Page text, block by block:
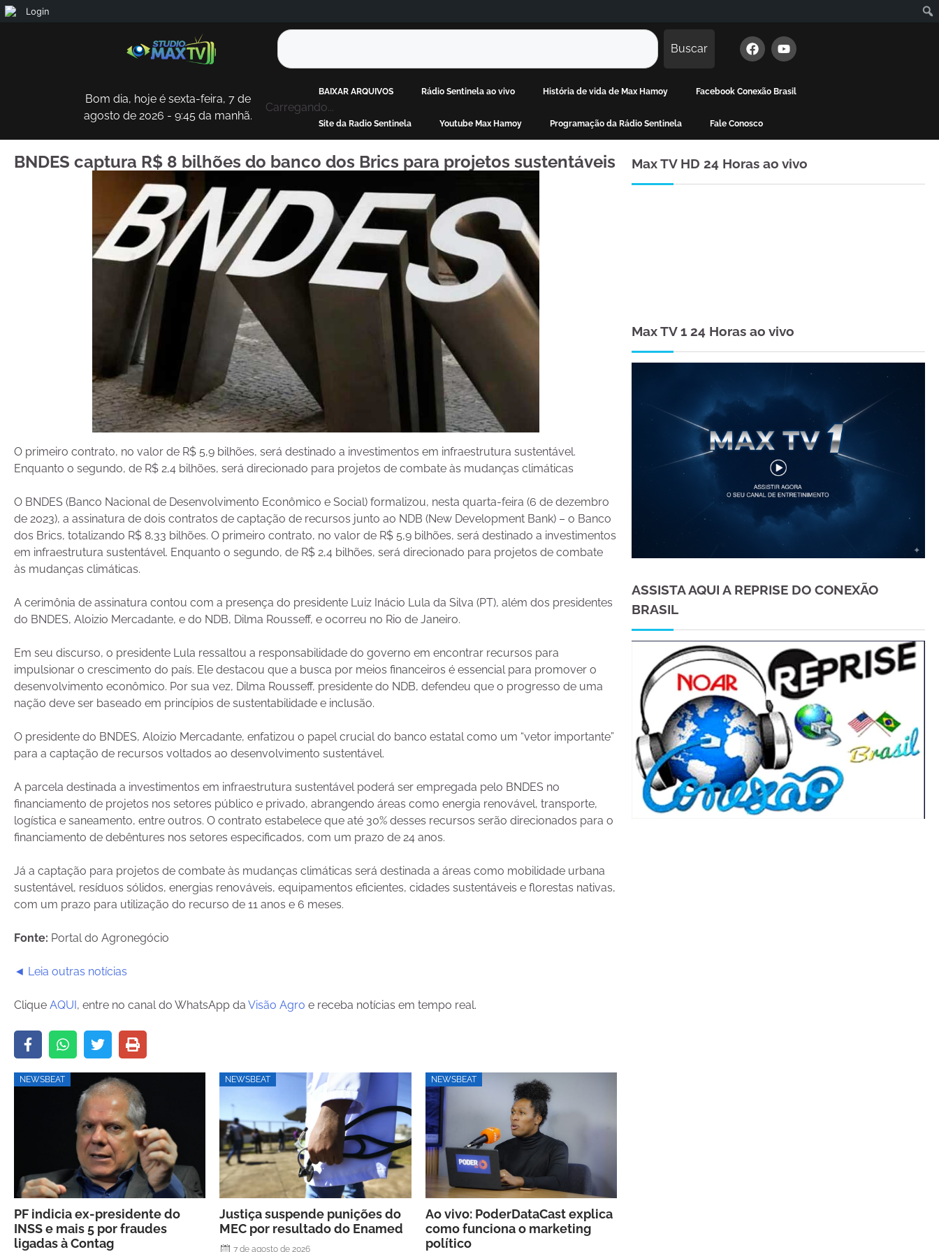
Buscar
Bom dia, hoje é sexta-feira, 7 de
agosto de 2026 - 9:45 da manhã.
Carregando...
BAIXAR ARQUIVOS Rádio Sentinela ao vivo História de vida de Max Hamoy Facebook Conexão Brasil
Site da Radio Sentinela Youtube Max Hamoy Programação da Rádio Sentinela Fale Conosco
BNDES captura R$ 8 bilhões do banco dos Brics para projetos sustentáveis
O primeiro contrato, no valor de R$ 5,9 bilhões, será destinado a investimentos em infraestrutura sustentável.
Enquanto o segundo, de R$ 2,4 bilhões, será direcionado para projetos de combate às mudanças climáticas
O BNDES (Banco Nacional de Desenvolvimento Econômico e Social) formalizou, nesta quarta-feira (6 de dezembro
de 2023), a assinatura de dois contratos de captação de recursos junto ao NDB (New Development Bank) – o Banco
dos Brics, totalizando R$ 8,33 bilhões. O primeiro contrato, no valor de R$ 5,9 bilhões, será destinado a investimentos
em infraestrutura sustentável. Enquanto o segundo, de R$ 2,4 bilhões, será direcionado para projetos de combate
às mudanças climáticas.
A cerimônia de assinatura contou com a presença do presidente Luiz Inácio Lula da Silva (PT), além dos presidentes
do BNDES, Aloizio Mercadante, e do NDB, Dilma Rousseff, e ocorreu no Rio de Janeiro.
Em seu discurso, o presidente Lula ressaltou a responsabilidade do governo em encontrar recursos para
impulsionar o crescimento do país. Ele destacou que a busca por meios financeiros é essencial para promover o
desenvolvimento econômico. Por sua vez, Dilma Rousseff, presidente do NDB, defendeu que o progresso de uma
nação deve ser baseado em princípios de sustentabilidade e inclusão.
O presidente do BNDES, Aloizio Mercadante, enfatizou o papel crucial do banco estatal como um “vetor importante”
para a captação de recursos voltados ao desenvolvimento sustentável.
A parcela destinada a investimentos em infraestrutura sustentável poderá ser empregada pelo BNDES no
financiamento de projetos nos setores público e privado, abrangendo áreas como energia renovável, transporte,
logística e saneamento, entre outros. O contrato estabelece que até 30% desses recursos serão direcionados para o
financiamento de debêntures nos setores especificados, com um prazo de 24 anos.
Já a captação para projetos de combate às mudanças climáticas será destinada a áreas como mobilidade urbana
sustentável, resíduos sólidos, energias renováveis, equipamentos eficientes, cidades sustentáveis e florestas nativas,
com um prazo para utilização do recurso de 11 anos e 6 meses.
Fonte: Portal do Agronegócio
◄ Leia outras notícias
Clique AQUI, entre no canal do WhatsApp da Visão Agro e receba notícias em tempo real.
NEWSBEAT
PF indicia ex-presidente do
INSS e mais 5 por fraudes
ligadas à Contag
NEWSBEAT
Justiça suspende punições do
MEC por resultado do Enamed
7 de agosto de 2026
NEWSBEAT
Ao vivo: PoderDataCast explica
como funciona o marketing
político
Max TV HD 24 Horas ao vivo
Max TV 1 24 Horas ao vivo
ASSISTA AQUI A REPRISE DO CONEXÃO
BRASIL
Login